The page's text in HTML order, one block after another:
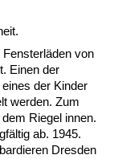
von
Einen der
der Kinder
werden. Zum
Riegel innen.
ab. 1945.
Dresden